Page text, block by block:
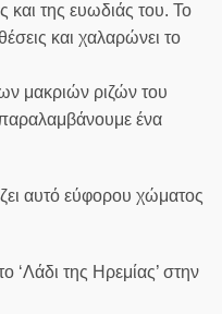
και της ευωδιάς του. Το
και χαλαρώνει το
μακριών ριζών του
ένα
αυτό εύφορου χώματος
‘Λάδι της Ηρεμίας’ στην